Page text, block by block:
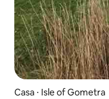
Casa ⋅ Isle of Gometra